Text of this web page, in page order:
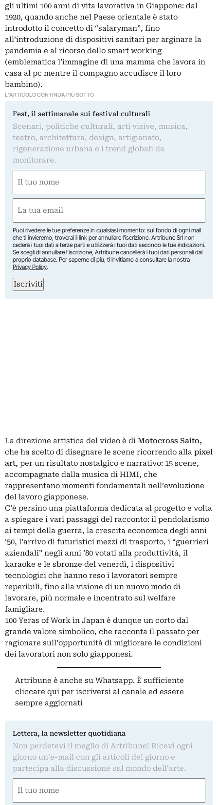
gli ultimi 100 anni di vita lavorativa in Giappone: dal
1920, quando anche nel Paese orientale è stato
introdotto il concetto di “salaryman”, fino
all’introduzione di dispositivi sanitari per arginare la
pandemia e al ricorso dello smart working
(emblematica l’immagine di una mamma che lavora in
casa al pc mentre il compagno accudisce il loro
bambino).
L'ARTICOLO CONTINUA PIÙ SOTTO
Fest, il settimanale sui festival culturali
Scenari, politiche culturali, arti visive, musica,
teatro, architettura, design, artigianato,
rigenerazione urbana e i trend globali da
monitorare.
(Obbligatorio)
Nome
(Obbligatorio)
Puoi rivedere le tue preferenze in qualsiasi momento: sul fondo di ogni mail
che ti invieremo, troverai il link per annullare l’iscrizione. Artribune Srl non
cederà i tuoi dati a terze parti e utilizzerà i tuoi dati secondo le tue indicazioni.
Se scegli di annullare l’iscrizione, Artribune cancellerà i tuoi dati personali dal
proprio database. Per saperne di più, ti invitiamo a consultare la nostra
Privacy Policy.
Iscriviti
La direzione artistica del video è di Motocross Saito,
che ha scelto di disegnare le scene ricorrendo alla pixel
art, per un risultato nostalgico e narrativo: 15 scene,
accompagnate dalla musica di HIMI, che
rappresentano momenti fondamentali nell’evoluzione
del lavoro giapponese.
C’è persino una piattaforma dedicata al progetto e volta
a spiegare i vari passaggi del racconto: il pendolarismo
ai tempi della guerra, la crescita economica degli anni
’50, l’arrivo di futuristici mezzi di trasporto, i “guerrieri
aziendali” negli anni ’80 votati alla produttività, il
karaoke e le sbronze del venerdì, i dispositivi
tecnologici che hanno reso i lavoratori sempre
reperibili, fino alla visione di un nuovo modo di
lavorare, più normale e incentrato sul welfare
famigliare.
100 Yeras of Work in Japan è dunque un corto dal
grande valore simbolico, che racconta il passato per
ragionare sull’opportunità di migliorare le condizioni
dei lavoratori non solo giapponesi.
Artribune è anche su Whatsapp. È sufficiente
cliccare qui per iscriversi al canale ed essere
sempre aggiornati
Lettera, la newsletter quotidiana
Non perdetevi il meglio di Artribune! Ricevi ogni
giorno un'e-mail con gli articoli del giorno e
partecipa alla discussione sul mondo dell'arte.
(Obbligatorio)